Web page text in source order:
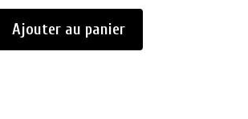
Ajouter au panier